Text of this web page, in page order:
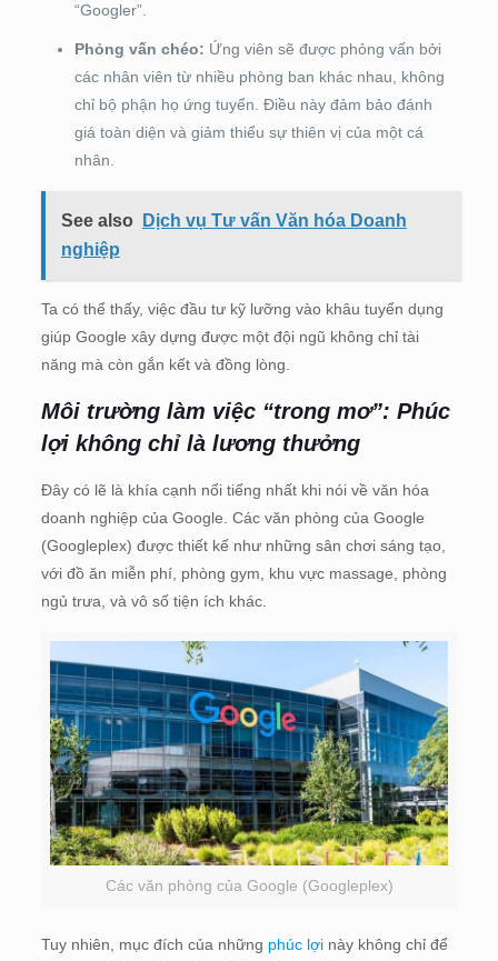
“Googler”.
Phỏng vấn chéo: Ứng viên sẽ được phỏng vấn bởi
các nhân viên từ nhiều phòng ban khác nhau, không
chỉ bộ phận họ ứng tuyển. Điều này đảm bảo đánh
giá toàn diện và giảm thiểu sự thiên vị của một cá
nhân.
See also
Dịch vụ Tư vấn Văn hóa Doanh
nghiệp
Ta có thể thấy, việc đầu tư kỹ lưỡng vào khâu tuyển dụng
giúp Google xây dựng được một đội ngũ không chỉ tài
năng mà còn gắn kết và đồng lòng.
Môi trường làm việc “trong mơ”: Phúc
lợi không chỉ là lương thưởng
Đây có lẽ là khía cạnh nổi tiếng nhất khi nói về văn hóa
doanh nghiệp của Google. Các văn phòng của Google
(Googleplex) được thiết kế như những sân chơi sáng tạo,
với đồ ăn miễn phí, phòng gym, khu vực massage, phòng
ngủ trưa, và vô số tiện ích khác.
Các văn phòng của Google (Googleplex)
Tuy nhiên, mục đích của những phúc lợinày không chỉ để